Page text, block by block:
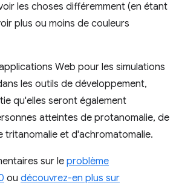
les choses différemment (en étant
plus ou moins de couleurs
Web pour les simulations
les outils de développement,
qu'elles seront également
atteintes de protanomalie, de
tritanomalie et d'achromatomalie.
sur le problème
ou découvrez-en plus sur